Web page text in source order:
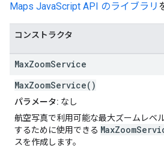
Maps JavaScript API のライブラリ
コンストラクタ
MaxZoomService
MaxZoomService()
パラメータ: なし
航空写真で利用可能な最大ズームレベ
するために使用できる
スを作成します。